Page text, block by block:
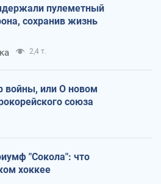
пулеметный
сохранив жизнь
2,4 т.
войны, или О новом
союза
"Сокола": что
хоккее